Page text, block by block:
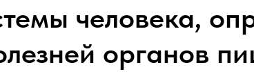
человека,
органов